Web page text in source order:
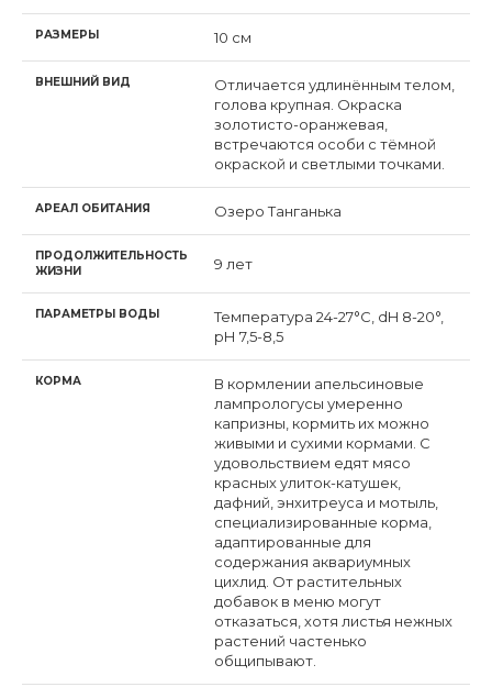
РАЗМЕРЫ 10 см
ВНЕШНИЙ ВИД
Отличается удлинённым телом,
голова крупная. Окраска
золотисто-оранжевая,
встречаются особи с тёмной
окраской и светлыми точками.
АРЕАЛ ОБИТАНИЯ Озеро Танганька
ПРОДОЛЖИТЕЛЬНОСТЬ
ЖИЗНИ
9 лет
ПАРАМЕТРЫ ВОДЫ
Температура 24-27°С, dH 8-20°,
рН 7,5-8,5
КОРМА
В кормлении апельсиновые
лампрологусы умеренно
капризны, кормить их можно
живыми и сухими кормами. С
удовольствием едят мясо
красных улиток-катушек,
дафний, энхитреуса и мотыль,
специализированные корма,
адаптированные для
содержания аквариумных
цихлид. От растительных
добавок в меню могут
отказаться, хотя листья нежных
растений частенько
общипывают.